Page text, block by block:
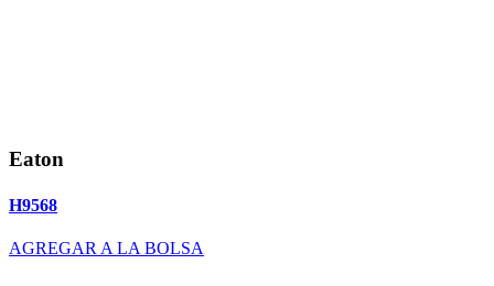
Eaton
H9568
AGREGAR A LA BOLSA